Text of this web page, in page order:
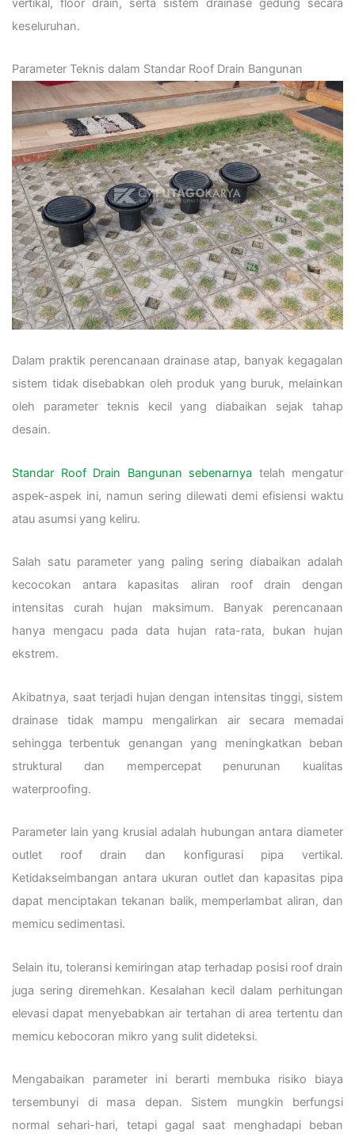
keseluruhan.
Parameter Teknis dalam Standar Roof Drain Bangunan
Dalam praktik perencanaan drainase atap, banyak kegagalan
sistem tidak disebabkan oleh produk yang buruk, melainkan
oleh parameter teknis kecil yang diabaikan sejak tahap
desain.
Standar Roof Drain Bangunan sebenarnya telah mengatur
aspek-aspek ini, namun sering dilewati demi efisiensi waktu
atau asumsi yang keliru.
Salah satu parameter yang paling sering diabaikan adalah
kecocokan antara kapasitas aliran roof drain dengan
intensitas curah hujan maksimum. Banyak perencanaan
hanya mengacu pada data hujan rata-rata, bukan hujan
ekstrem.
Akibatnya, saat terjadi hujan dengan intensitas tinggi, sistem
drainase tidak mampu mengalirkan air secara memadai
sehingga terbentuk genangan yang meningkatkan beban
struktural dan mempercepat penurunan kualitas
waterproofing.
Parameter lain yang krusial adalah hubungan antara diameter
outlet roof drain dan konfigurasi pipa vertikal.
Ketidakseimbangan antara ukuran outlet dan kapasitas pipa
dapat menciptakan tekanan balik, memperlambat aliran, dan
memicu sedimentasi.
Selain itu, toleransi kemiringan atap terhadap posisi roof drain
juga sering diremehkan. Kesalahan kecil dalam perhitungan
elevasi dapat menyebabkan air tertahan di area tertentu dan
memicu kebocoran mikro yang sulit dideteksi.
Mengabaikan parameter ini berarti membuka risiko biaya
tersembunyi di masa depan. Sistem mungkin berfungsi
normal sehari-hari, tetapi gagal saat menghadapi beban